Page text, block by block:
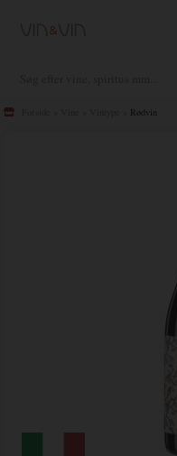
Rødvin